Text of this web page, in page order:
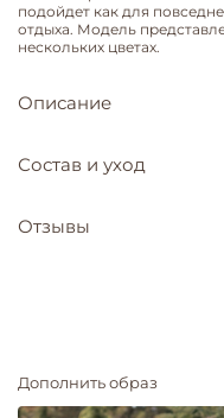
подойдет как для
отдыха. Модель
нескольких цветах.
Описание
Состав и уход
Отзывы
Дополнить образ